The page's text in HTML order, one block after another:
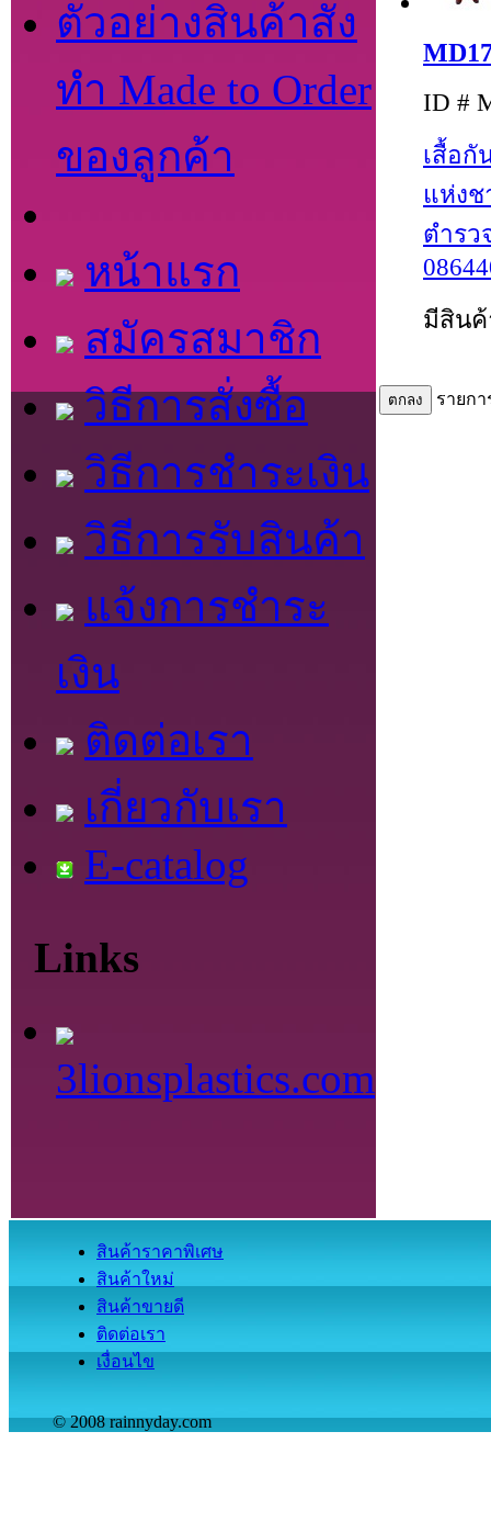
ตัวอย่างสินค้าสั่ง
ทำ Made to Order
ของลูกค้า
หน้าแรก
สมัครสมาชิก
วิธีการสั่งซื้อ
วิธีการชำระเงิน
วิธีการรับสินค้า
แจ้งการชำระ
เงิน
ติดต่อเรา
เกี่ยวกับเรา
E-catalog
Links
3lionsplastics.com
ID #
เสื้อกั
แห่ง
ตำรว
มีสิน
รายกา
สินค้าราคาพิเศษ
สินค้าใหม่
สินค้าขายดี
ติดต่อเรา
เงื่อนไข
© 2008 rainnyday.com